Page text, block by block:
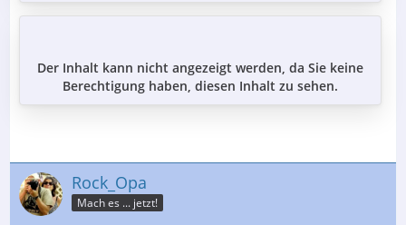
Der Inhalt kann nicht angezeigt werden, da Sie keine
Berechtigung haben, diesen Inhalt zu sehen.
Rock_Opa
Mach es ... jetzt!